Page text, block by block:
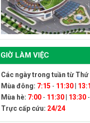
GIỜ LÀM VIỆC
Các ngày trong tuần từ Thứ
Mùa đông: 7:15 - 11:30
Mùa hè: 7:00 - 11:30 13:30 -
Trực cấp cứu: 24/24